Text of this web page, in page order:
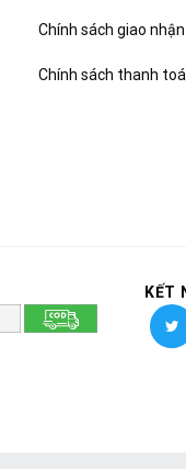
Chính sách giao nhận
Chính sách thanh
KẾT